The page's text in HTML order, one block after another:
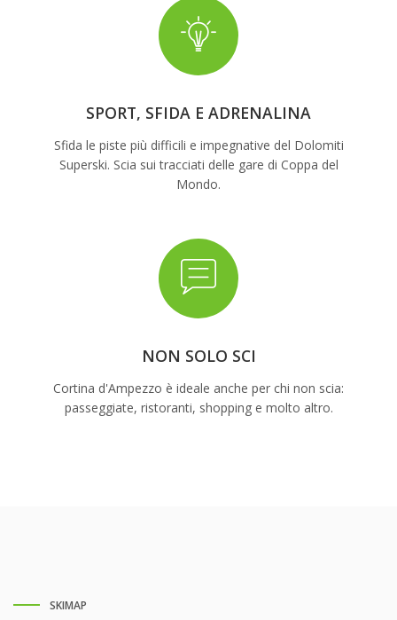
SPORT, SFIDA E ADRENALINA
Sfida le piste più difficili e impegnative del Dolomiti
Superski. Scia sui tracciati delle gare di Coppa del
Mondo.
NON SOLO SCI
Cortina d'Ampezzo è ideale anche per chi non scia:
passeggiate, ristoranti, shopping e molto altro.
SKIMAP